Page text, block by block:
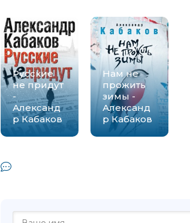
Русские
не придут
-
Александ
р Кабаков
Нам не
прожить
зимы -
Александ
р Кабаков